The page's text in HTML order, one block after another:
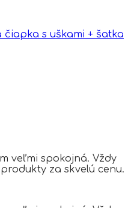
čiapka s uškami + šatka
veľmi spokojná. Vždy
za skvelú cenu.